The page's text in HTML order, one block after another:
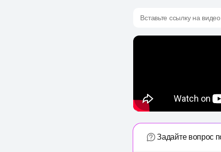
Вставьте ссылку на
Задайте вопрос